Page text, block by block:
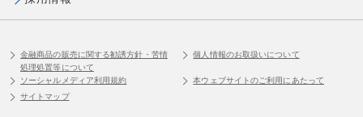
金融商品の販売に関する勧誘方針・苦情
処理処置等について
個人情報のお取扱いについて
ソーシャルメディア利用規約
本ウェブサイトのご利用にあたって
サイトマップ